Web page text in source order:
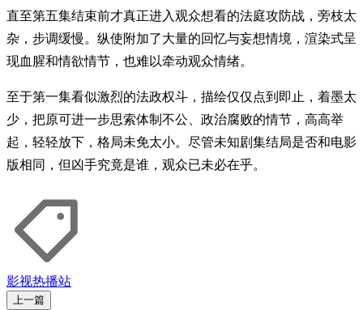
直至第五集结束前才真正进入观众想看的法庭攻防战，旁枝太
杂，步调缓慢。纵使附加了大量的回忆与妄想情境，渲染式呈
现血腥和情欲情节，也难以牵动观众情绪。
至于第一集看似激烈的法政权斗，描绘仅仅点到即止，着墨太
少，把原可进一步思索体制不公、政治腐败的情节，高高举
起，轻轻放下，格局未免太小。尽管未知剧集结局是否和电影
版相同，但凶手究竟是谁，观众已未必在乎。
影视热播站
上一篇